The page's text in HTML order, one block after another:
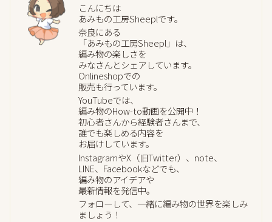
こんにちは
あみもの工房Sheeplです。
奈良にある
「あみもの工房Sheepl」は、
編み物の楽しさを
みなさんとシェアしています。
Onlineshopでの
販売も行っています。
YouTubeでは、
編み物のHow-to動画を公開中！
初心者さんから経験者さんまで、
誰でも楽しめる内容を
お届けしています。
InstagramやX（旧Twitter）、note、
LINE、Facebookなどでも、
編み物のアイデアや
最新情報を発信中。
フォローして、一緒に編み物の世界を楽しみ
ましょう！